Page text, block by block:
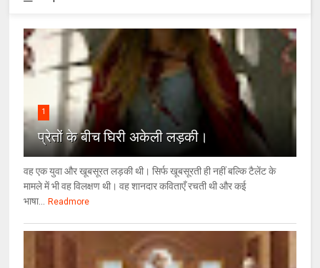
1
प्रेतों के बीच घिरी अकेली लड़की।
वह एक युवा और खूबसूरत लड़की थी। सिर्फ खूबसूरती ही नहीं बल्कि टैलेंट के
मामले में भी वह विलक्षण थी। वह शानदार कविताएँ रचती थी और कई
भाषा...
Readmore